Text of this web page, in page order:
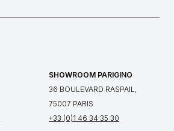
SHOWROOM PARIGINO
36 BOULEVARD RASPAIL,
75007 PARIS
+33 (0)1 46 34 35 30